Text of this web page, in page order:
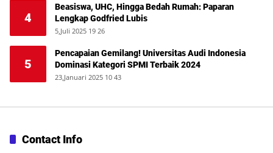
4
Beasiswa, UHC, Hingga Bedah Rumah: Paparan
Lengkap Godfried Lubis
5,Juli 2025 19 26
5
Pencapaian Gemilang! Universitas Audi Indonesia
Dominasi Kategori SPMI Terbaik 2024
23,Januari 2025 10 43
Contact Info